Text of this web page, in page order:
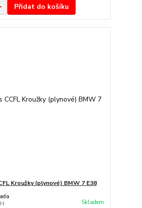
Přidat do košíku
Kroužky (plynové) BMW 7 E38
Skladem